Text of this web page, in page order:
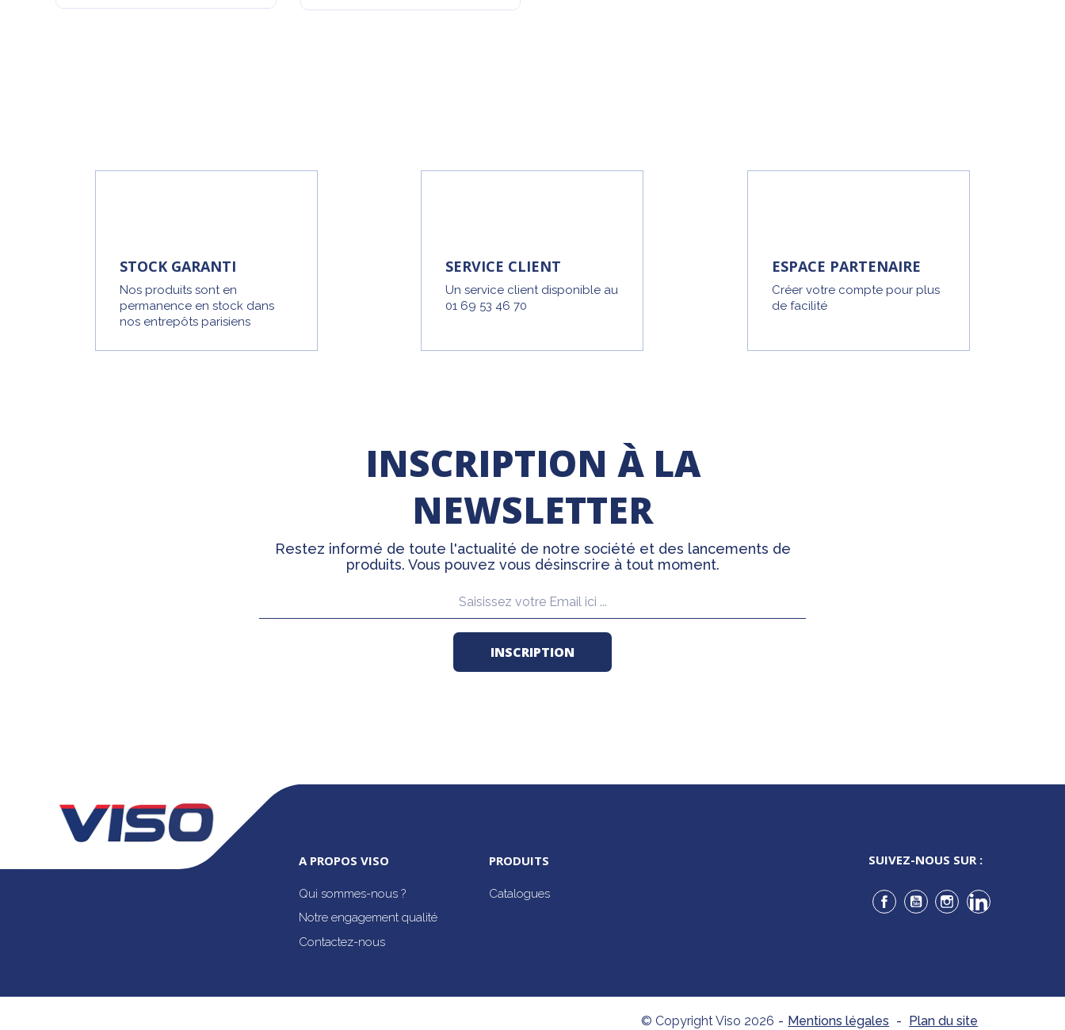
STOCK GARANTI
Nos produits sont en
permanence en stock dans
nos entrepôts parisiens
SERVICE CLIENT
Un service client disponible au
01 69 53 46 70
ESPACE PARTENAIRE
Créer votre compte pour plus
de facilité
INSCRIPTION À LA
NEWSLETTER
Restez informé de toute l'actualité de notre société et des lancements de
produits. Vous pouvez vous désinscrire à tout moment.
A PROPOS VISO
Qui sommes-nous ?
Notre engagement qualité
Contactez-nous
PRODUITS
Catalogues
SUIVEZ-NOUS SUR :
Facebook
YouTubeInstagramLinkedIn
© Copyright Viso 2026 - Mentions légales - Plan du site